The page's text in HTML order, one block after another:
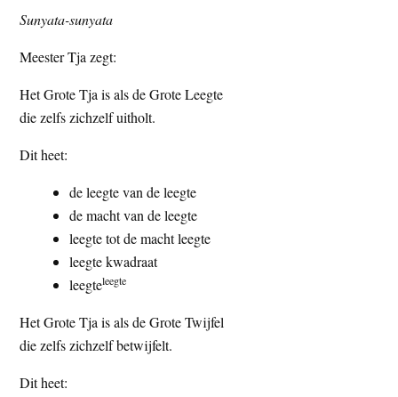
t
e
Sunyata-sunyata
Meester Tja zegt:
Het Grote Tja is als de Grote Leegte
die zelfs zichzelf uitholt.
Dit heet:
de leegte van de leegte
de macht van de leegte
leegte tot de macht leegte
leegte kwadraat
leegteleegte
Het Grote Tja is als de Grote Twijfel
die zelfs zichzelf betwijfelt.
Dit heet: